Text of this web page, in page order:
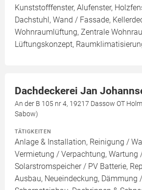
Kunststofffenster, Alufenster,
Dachstuhl, Wand / Fassade,
Wohnraumlüftung, Zentrale
Lüftungskonzept,
Dachdeckerei Jan
An der B 105 nr 4, 19217 Dassow OT
Sabow)
TÄTIGKEITEN
Anlage & Installation, Reinigung /
Vermietung / Verpachtung, Wartung
Solarstromspeicher / PV Batterie,
Ausbau, Neueindeckung, Dämmung